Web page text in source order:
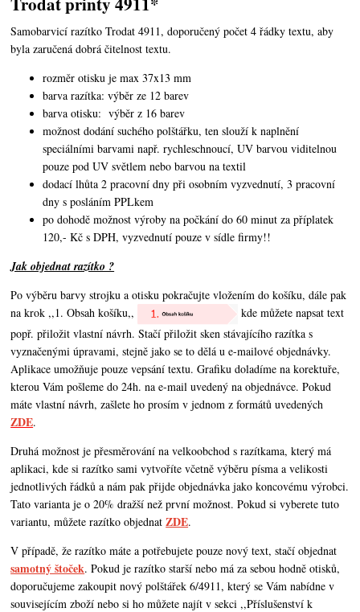
Samobarvicí razítko Trodat 4911, doporučený počet 4 řádky textu,aby
byla zaručená dobrá čitelnost textu.
rozměr otisku je max 37x13 mm
barva razítka: výběr ze 12 barev
barva otisku: výběr z 16 barev
možnost dodání suchého polštářku, ten slouží k naplnění
speciálními barvami např. rychleschnoucí, UV barvou viditelnou
pouze pod UV světlem nebo barvou na textil
dodací lhůta 2 pracovní dny při osobním vyzvednutí, 3 pracovní
dny s posláním PPLkem
po dohodě možnost výroby na počkání do 60 minut za příplatek
120,- Kč s DPH, vyzvednutí pouze v sídle firmy!!
Jak objednat razítko ?
Po výběru barvy strojku a otisku pokračujte vložením do košíku, dále pak
na krok ,,1. Obsah košíku,,
kde můžete napsat text
popř. přiložit vlastní návrh. Stačí přiložit sken stávajícího razítka s
vyznačenými úpravami, stejně jako se to dělá u e-mailové objednávky.
Aplikace umožňuje pouze vepsání textu. Grafiku doladíme na korektuře,
kterou Vám pošleme do 24h. na e-mail uvedený na objednávce. Pokud
máte vlastní návrh,zašlete ho prosím v jednom z formátů uvedených
ZDE.
Druhá možnost je přesměrování na velkoobchod s razítkama, který má
aplikaci, kde si razítko sami vytvoříte včetně výběru písma a velikosti
jednotlivých řádků a nám pak přijde objednávka jako koncovému výrobci.
Tato varianta je o 20% dražší než první možnost. Pokud si vyberete tuto
variantu, můžete razítko objednatZDE.
V případě, že razítko máte a potřebujete pouze nový text, stačí objednat
samotný štoček. Pokud je razítko starší nebo má za sebou hodně otisků,
doporučujeme zakoupit nový polštářek 6/4911, který se Vám nabídne v
souvisejícím zboží nebo si ho můžete najít v sekci ,,Příslušenství k